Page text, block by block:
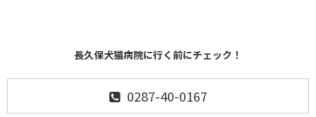
長久保犬猫病院に行く前にチェック！
0287-40-0167